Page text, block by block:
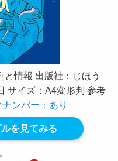
情報 出版社：じほう
サイズ：A4変形判 参考
ンバー：あり
を見てみる